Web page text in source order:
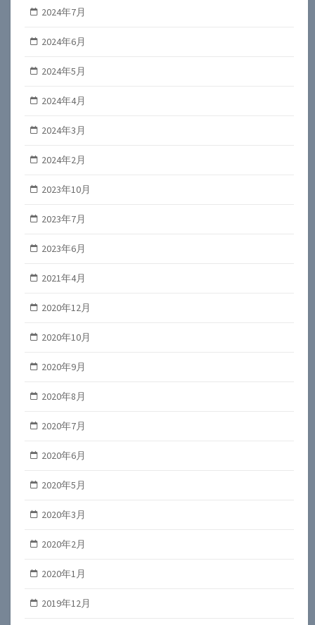
2024年7月
2024年6月
2024年5月
2024年4月
2024年3月
2024年2月
2023年10月
2023年7月
2023年6月
2021年4月
2020年12月
2020年10月
2020年9月
2020年8月
2020年7月
2020年6月
2020年5月
2020年3月
2020年2月
2020年1月
2019年12月